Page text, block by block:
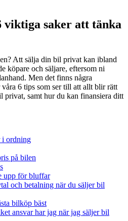
saker att tänka
Att sälja din bil privat kan ibland
köpare och säljare, eftersom ni
Men det finns några
6 tips som ser till att allt blir rätt
privat, samt hur du kan finansiera ditt
i ordning
på bilen
upp för bluffar
och betalning när du säljer bil
bilköp bäst
ansvar har jag när jag säljer bil